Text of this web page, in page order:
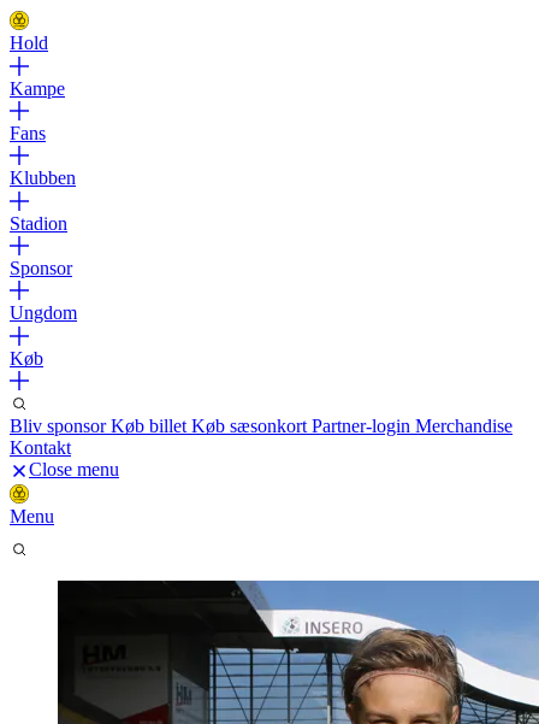
Hold
Kampe
Fans
Klubben
Stadion
Sponsor
Ungdom
Køb
Bliv sponsorKøb billet Køb sæsonkort Partner-login Merchandise
Kontakt
Close menu
Menu